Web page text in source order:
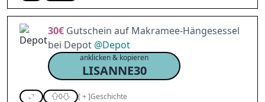
30€ Gutschein auf Makramee-Hängesessel
bei Depot @Depot
anklicken & kopieren
LISANNE30
0 [+]Geschichte